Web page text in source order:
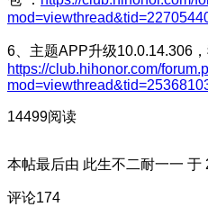
6、主题APP升级10.0.14.306
https://club.hihonor.com/
14499阅读
本帖最后由 此生不二耐一一 于
评论174